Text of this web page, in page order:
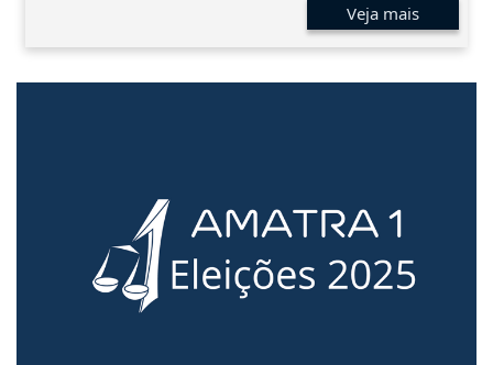
Veja mais